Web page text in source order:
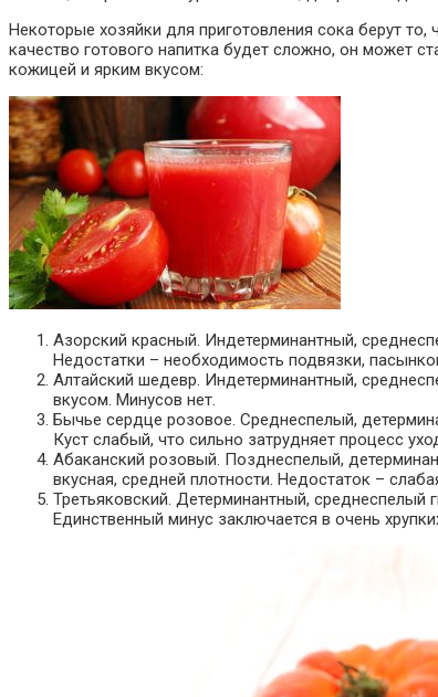
Некоторые хозяйки для приготовления сока берут
качество готового напитка будет сложно, он может
кожицей и ярким вкусом:
Азорский красный. Индетерминантный,
Недостатки – необходимость подвязки,
Алтайский шедевр. Индетерминантный,
вкусом. Минусов нет.
Бычье сердце розовое. Среднеспелый,
Куст слабый, что сильно затрудняет процесс
Абаканский розовый. Позднеспелый,
вкусная, средней плотности. Недостаток –
Третьяковский. Детерминантный,
Единственный минус заключается в очень